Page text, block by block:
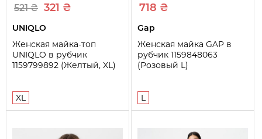
521 ₴ 321 ₴
UNIQLO
Женская майка-топ
UNIQLO в рубчик
1159799892 (Желтый, XL)
XL
718 ₴
Gap
Женская майка GAP в
рубчик 1159848063
(Розовый L)
L